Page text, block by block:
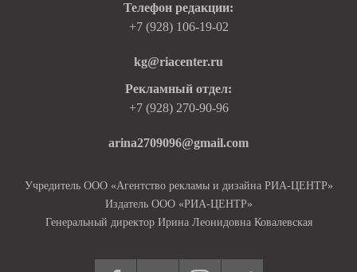
Телефон редакции:
+7 (928) 106-19-02
kg@riacenter.ru
Рекламный отдел:
+7 (928) 270-90-96
arina2709096@gmail.com
Учредитель ООО «Агентство рекламы и дизайна РИА-ЦЕНТР»
Издатель ООО «РИА-ЦЕНТР»
Генеральный директор Ирина Леонидовна Ковалевская